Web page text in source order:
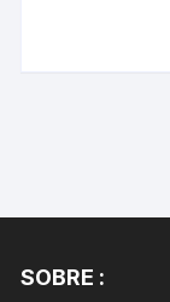
SOBRE :